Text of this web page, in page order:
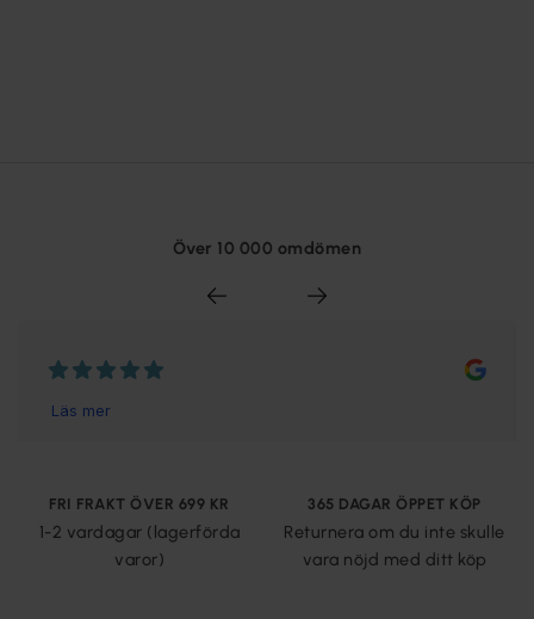
Över 10 000 omdömen
FRI FRAKT ÖVER 699 KR
1-2 vardagar (lagerförda
varor)
365 DAGAR ÖPPET KÖP
Returnera om du inte skulle
vara nöjd med ditt köp